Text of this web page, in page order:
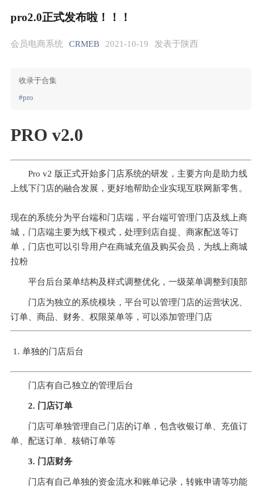
pro2.0正式发布啦！！！
会员电商系统 CRMEB 2021-10-19 发表于陕西
收录于合集
#pro
PRO v2.0
Pro v2 版正式开始多门店系统的研发，主要方向是助力线
上线下门店的融合发展，更好地帮助企业实现互联网新零售。
现在的系统分为平台端和门店端，平台端可管理门店及线上商
城，门店端主要为线下模式，处理到店自提、商家配送等订
单，门店也可以引导用户在商城充值及购买会员，为线上商城
拉粉
平台后台菜单结构及样式调整优化，一级菜单调整到顶部
门店为独立的系统模块，平台可以管理门店的运营状况、
订单、商品、财务、权限菜单等，可以添加管理门店
单独的门店后台
门店有自己独立的管理后台
2. 门店订单
门店可单独管理自己门店的订单，包含收银订单、充值订
单、配送订单、核销订单等
3. 门店财务
门店有自己单独的资金流水和账单记录，转账申请等功能